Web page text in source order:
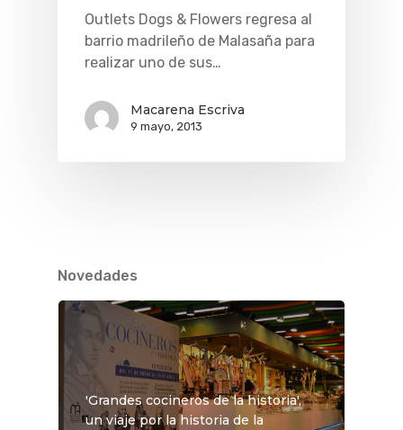
Outlets Dogs & Flowers regresa al
barrio madrileño de Malasaña para
realizar uno de sus…
Macarena Escriva
9 mayo, 2013
Novedades
'Grandes cocineros de la historia',
un viaje por la historia de la